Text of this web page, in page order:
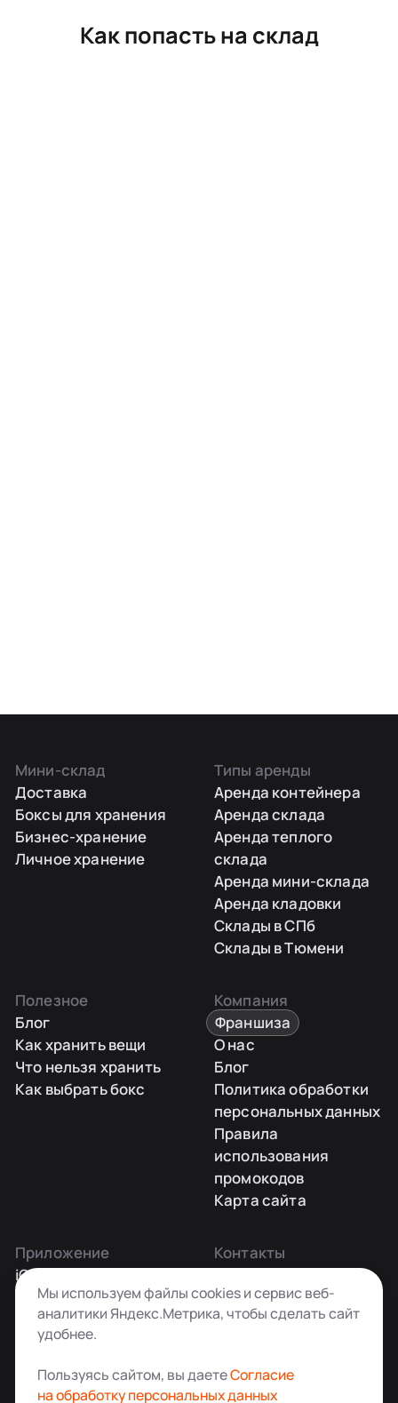
Как попасть на склад
Мини-склад
Доставка
Боксы для хранения
Бизнес-хранение
Личное хранение
Типы аренды
Аренда контейнера
Аренда склада
Аренда теплого
склада
Аренда мини-склада
Аренда кладовки
Склады в СПб
Склады в Тюмени
Полезное
Блог
Как хранить вещи
Что нельзя хранить
Как выбрать бокс
Компания
Франшиза
О нас
Блог
Политика обработки
персональных данных
Правила
использования
промокодов
Карта сайта
Приложение
iOS
Android
Контакты
Заказать звонок
+7 495 181-55-45
info@kladovkin.ru
Мы используем файлы cookies и сервис веб-
аналитики Яндекс.Метрика, чтобы сделать сайт
удобнее.
Пользуясь сайтом, вы даетеСогласие
на обработку персональных данных